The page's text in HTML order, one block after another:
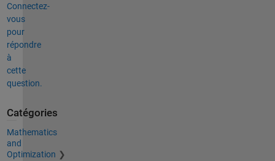
Connectez-
vous
pour
répondre
à
cette
question.
Catégories
Mathematics
and
Optimization